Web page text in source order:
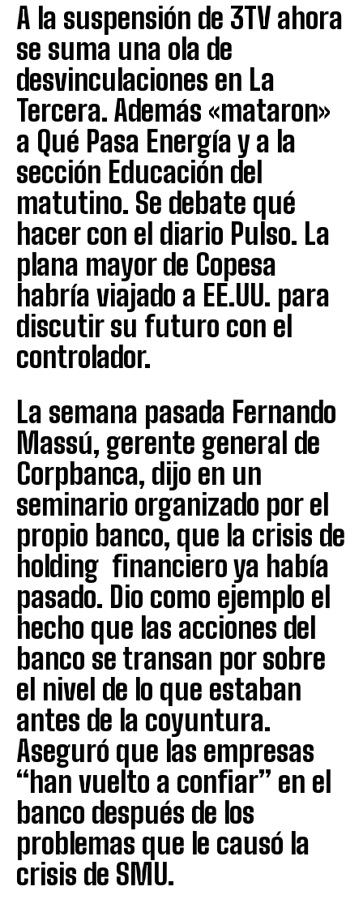
A la suspensión de 3TV ahora
se suma una ola de
desvinculaciones en La
Tercera. Además «mataron»
a Qué Pasa Energía y a la
sección Educación del
matutino. Se debate qué
hacer con el diario Pulso. La
plana mayor de Copesa
habría viajado a EE.UU. para
discutir su futuro con el
controlador.
La semana pasada Fernando
Massú, gerente general de
Corpbanca, dijo en un
seminario organizado por el
propio banco, que la crisis de
holding financiero ya había
pasado. Dio como ejemplo el
hecho que las acciones del
banco se transan por sobre
el nivel de lo que estaban
antes de la coyuntura.
Aseguró que las empresas
“han vuelto a confiar” en el
banco después de los
problemas que le causó la
crisis de SMU.